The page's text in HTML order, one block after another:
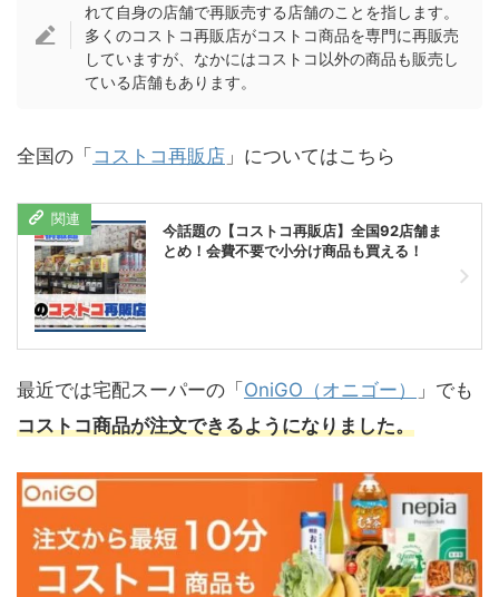
れて自身の店舗で再販売する店舗のことを指します。
多くのコストコ再販店がコストコ商品を専門に再販売
していますが、なかにはコストコ以外の商品も販売し
ている店舗もあります。
全国の「 コストコ再販店 」についてはこちら
今話題の【コストコ再販店】全国92店舗ま
とめ！会費不要で小分け商品も買える！
最近では宅配スーパーの「 OniGO（オニゴー）
」でも
コストコ商品が注文できるようになりました。